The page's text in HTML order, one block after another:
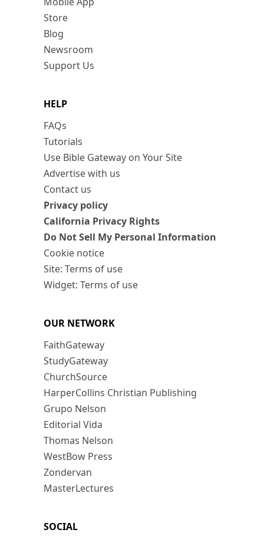
Store
Blog
Newsroom
Support Us
HELP
FAQs
Tutorials
Use Bible Gateway on Your Site
Advertise with us
Contact us
Privacy policy
California Privacy Rights
Do Not Sell My Personal Information
Cookie notice
Site: Terms of use
Widget: Terms of use
OUR NETWORK
FaithGateway
StudyGateway
ChurchSource
HarperCollins Christian Publishing
Grupo Nelson
Editorial Vida
Thomas Nelson
WestBow Press
Zondervan
MasterLectures
SOCIAL